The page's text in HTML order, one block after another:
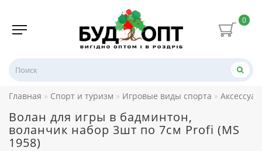
0
Главная Спорт и туризм Игровые виды спорта
Волан для игры в бадминтон,
воланчик набор 3шт по 7см Profi (MS
1958)